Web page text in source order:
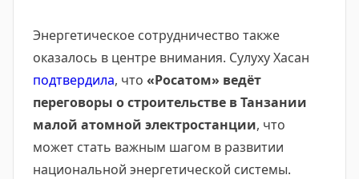
Энергетическое сотрудничество также
оказалось в центре внимания. Сулуху Хасан
подтвердила, что «Росатом» ведёт
переговоры о строительстве в Танзании
малой атомной электростанции, что
может стать важным шагом в развитии
национальной энергетической системы.